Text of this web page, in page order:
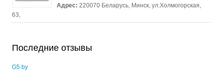
Адрес: 220070 Беларусь, Минск, ул.Холмогорская,
63,
Последние отзывы
G5 by